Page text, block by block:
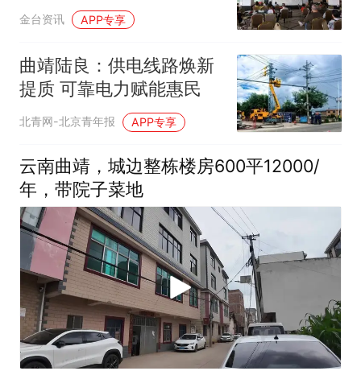
金台资讯 APP专享
曲靖陆良：供电线路焕新
提质 可靠电力赋能惠民
北青网-北京青年报 APP专享
云南曲靖，城边整栋楼房600平12000/
年，带院子菜地